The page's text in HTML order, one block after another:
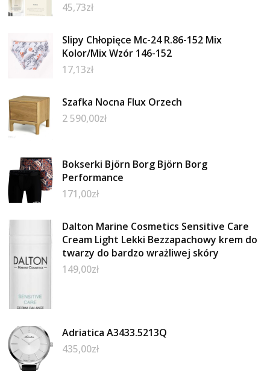
45,73zł
Slipy Chłopięce Mc-24 R.86-152 Mix
Kolor/Mix Wzór 146-152
17,13zł
Szafka Nocna Flux Orzech
2 590,00zł
Bokserki Björn Borg Björn Borg
Performance
171,00zł
Dalton Marine Cosmetics Sensitive Care
Cream Light Lekki Bezzapachowy krem do
twarzy do bardzo wrażliwej skóry
149,00zł
Adriatica A3433.5213Q
435,00zł